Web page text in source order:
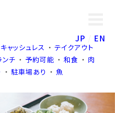
JP EN
キャッシュレス
テイクアウト
ンチ 予約可能 和食
肉
駐車場あり 魚